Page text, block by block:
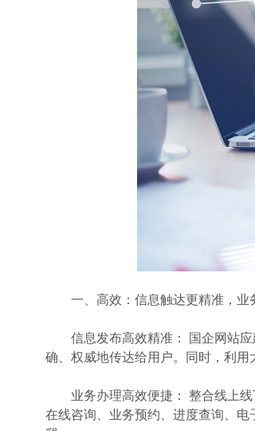
一、高效：信息触达更精准，业
信息发布高效精准： 国企网站应
确、权威地传达给用户。同时，利用
业务办理高效便捷： 整合线上线
在线咨询、业务预约、进度查询、